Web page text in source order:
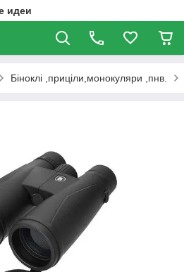
идеи
Біноклі ,приціли,монокуляри ,пнв.